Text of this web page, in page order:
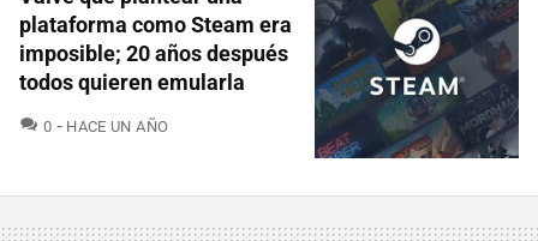
plataforma como Steam era
imposible; 20 años después
todos quieren emularla
0 COMENTARIOS
HACE UN AÑO